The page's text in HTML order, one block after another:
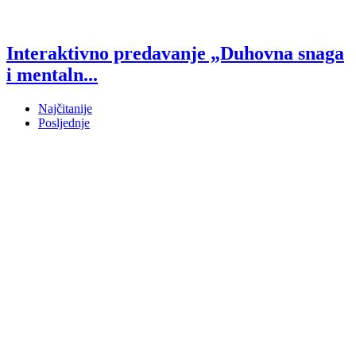
Interaktivno predavanje „Duhovna snaga
i mentaln...
Najčitanije
Posljednje